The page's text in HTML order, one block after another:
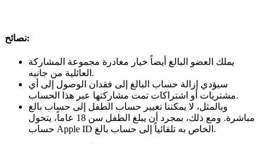
نصائح:
يملك العضو البالغ أيضاً خيار مغادرة مجموعة المشاركة
العائلية من جانبه.
سيؤدي إزالة حساب البالغ إلى فقدان الوصول إلى أي
مشتريات أو اشتراكات تمت مشاركتها عبر هذا الحساب.
وبالمثل، لا يمكننا تغيير حساب الطفل إلى حساب بالغ
مباشرة. ومع ذلك، بمجرد أن يبلغ الطفل سن 18 عاماً، يتحول
حساب Apple ID الخاص به تلقائياً إلى حساب بالغ.